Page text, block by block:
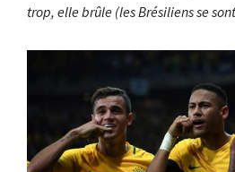
trop, elle brûle (les Brésiliens se